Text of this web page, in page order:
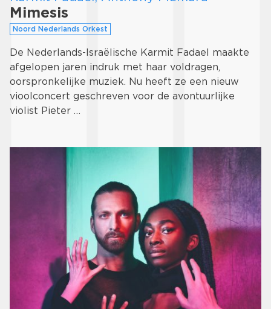
Mimesis
Noord Nederlands Orkest
De Nederlands-Israëlische Karmit Fadael maakte
afgelopen jaren indruk met haar voldragen,
oorspronkelijke muziek. Nu heeft ze een nieuw
vioolconcert geschreven voor de avontuurlijke
violist Pieter …